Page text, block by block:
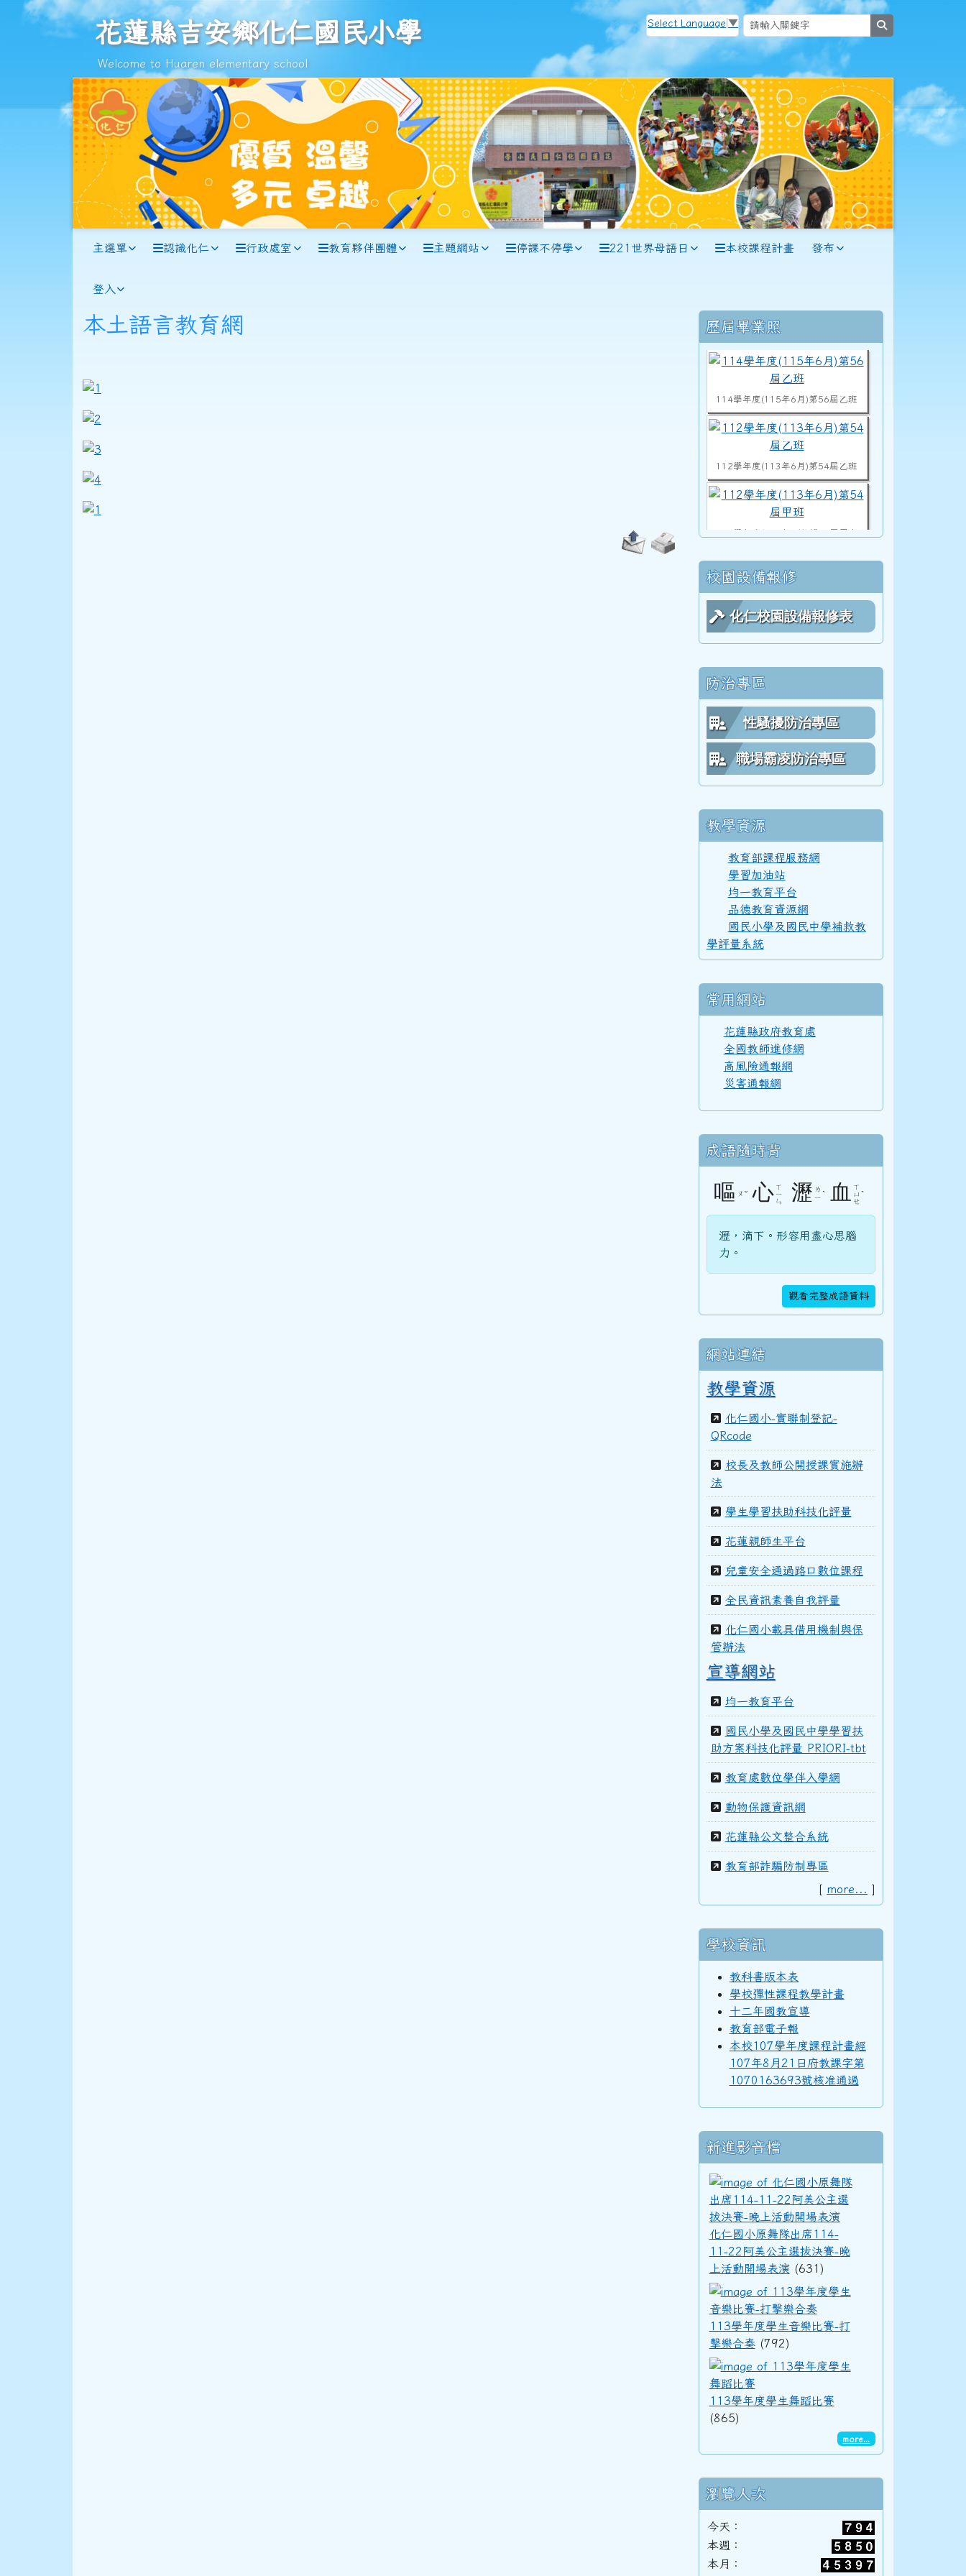
跳至主內容區
花蓮縣吉安鄉化仁國民小學
花蓮縣吉安鄉化仁國民小學
Welcome to Huaren elementary school
Select Language ▼
主選單 認識化仁 行政處室 教育夥伴團體 主題網站 停課不停學 221世界母語日 本校課程計畫 發布
登入
主內容區域
本土語言教育網 右邊區域內容
歷屆畢業照
114學年度(115年6月)第56屆教師
114學年度(115年6月)第56屆甲班
114學年度(115年6月)第56屆乙班
112學年度(113年6月)第54屆乙班
112學年度(113年6月)第54屆甲班
113學度(114年6月)第55屆教師
112學年度(113年6月)第54屆教師
111學年度(112年6月)第53屆乙班
110學年度(111年6月)第52屆乙班
110學年度(111年6月)第52屆教師
108學年度(109年6月)第50屆教師
107學年度(108年6月)第49屆教師
106學年度(107年6月)第48屆教師
105學年度(106年6月)第47屆教師
104學年度(105年6月)第46屆教師
103學年度(104年6月)第45屆教師
100學年度(101年6月)第41屆乙班
99學年度(100年6月)第40屆丁班
99學年度(100年6月)第40屆丙班
99學年度(100年6月)第40屆乙班
99學年度(100年6月)第40屆甲班
97學年度(98年6月)第39屆乙班
97學年度(98年6月)第39屆教師
94學年度(95年6月)第36屆教師
92學年度(93年6月)第34屆丁班
92學年度(93年6月)第34屆丙班
92學年度(93年6月)第34屆乙班
校園設備報修
化仁校園設備報修表
防治專區
性騷擾防治專區
職場霸凌防治專區
教學資源
教育部課程服務網
學習加油站
均一教育平台
品德教育資源網
國民小學及國民中學補救教
學評量系統
常用網站
花蓮縣政府教育處
全國教師進修網
高風險通報網
災害通報網
成語隨時背
嘔 ㄡ ˇ 心 ㄒ
ㄧ
ㄣ
瀝 ㄌ
ㄧ ˋ 血
ㄒ
ㄩ
ㄝ
ˋ
瀝，滴下。形容用盡心思腦
力。
觀看完整成語資料
網站連結
教學資源
化仁國小-實聯制登記-
QRcode
校長及教師公開授課實施辦
法
學生學習扶助科技化評量
花蓮親師生平台
兒童安全通過路口數位課程
全民資訊素養自我評量
化仁國小載具借用機制與保
管辦法
宣導網站
均一教育平台
國民小學及國民中學學習扶
助方案科技化評量 PRIORI-tbt
教育處數位學伴入學網
動物保護資訊網
花蓮縣公文整合系統
教育部詐騙防制專區
[ more... ]
學校資訊
教科書版本表
學校彈性課程教學計畫
十二年國教宣導
教育部電子報
本校107學年度課程計畫經
107年8月21日府教課字第
1070163693號核准通過
新進影音檔
化仁國小原舞隊出席114-
11-22阿美公主選拔決賽-晚
上活動開場表演(631)
113學年度學生音樂比賽-打
擊樂合奏(792)
113學年度學生舞蹈比賽
(865)
more...
瀏覽人次
今天：
本週：
本月：
頁尾區域